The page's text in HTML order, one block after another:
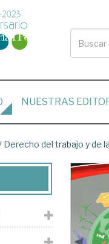
NUESTRAS
Derecho del trabajo y de